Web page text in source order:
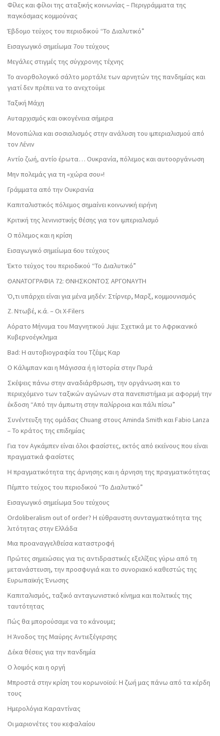
Φίλες και φίλοι της αταξικής κοινωνίας – Περιγράμματα της
παγκόσμιας κομμούνας
Έβδομο τεύχος του περιοδικού “Το Διαλυτικό”
Εισαγωγικό σημείωμα 7ου τεύχους
Μεγάλες στιγμές της σύγχρονης τέχνης
Το ανορθολογικό σάλτο μορτάλε των αρνητών της πανδημίας και
γιατί δεν πρέπει να το ανεχτούμε
Ταξική Μάχη
Αυταρχισμός και οικογένεια σήμερα
Μονοπώλια και σοσιαλισμός στην ανάλυση του ιμπεριαλισμού από
τον Λένιν
Αντίο ζωή, αντίο έρωτα… Ουκρανία, πόλεμος και αυτοοργάνωση
Μην πολεμάς για τη «χώρα σου»!
Γράμματα από την Ουκρανία
Καπιταλιστικός πόλεμος σημαίνει κοινωνική ειρήνη
Κριτική της λενινιστικής θέσης για τον ιμπεριαλισμό
Ο πόλεμος και η κρίση
Εισαγωγικό σημείωμα 6ου τεύχους
Έκτο τεύχος του περιοδικού “Το Διαλυτικό”
ΘΑΝΑΤΟΓΡΑΦΙΑ 72: ΘΝΗΣΚΟΝΤOΣ ΑΡΓΟΝΑΥΤΗ
Ό,τι υπάρχει είναι για μένα μηδέν: Στίρνερ, Μαρξ, κομμουνισμός
Ζ. Ντωβέ, κ.ά. – Οι X-Filers
Αόρατο Μήνυμα του Μαγνητικού Juju: Σχετικά με το Αφρικανικό
Κυβερνοέγκλημα
Bad: Η αυτοβιογραφία του Τζέιμς Καρ
Ο Κάλιμπαν και η Μάγισσα ή η Ιστορία στην Πυρά
Σκέψεις πάνω στην αναδιάρθρωση, την οργάνωση και το
περιεχόμενο των ταξικών αγώνων στα πανεπιστήμια με αφορμή την
έκδοση “Από την άμπωτη στην παλίρροια και πάλι πίσω”
Συνέντευξη της ομάδας Chuang στους Aminda Smith και Fabio Lanza
– Το κράτος της επιδημίας
Για τον Αγκάμπεν είναι όλοι φασίστες, εκτός από εκείνους που είναι
πραγματικά φασίστες
Η πραγματικότητα της άρνησης και η άρνηση της πραγματικότητας
Πέμπτο τεύχος του περιοδικού “Το Διαλυτικό”
Εισαγωγικό σημείωμα 5ου τεύχους
Ordoliberalism out of order? Η εύθραυστη συνταγματικότητα της
λιτότητας στην Ελλάδα
Μια προαναγγελθείσα καταστροφή
Πρώτες σημειώσεις για τις αντιδραστικές εξελίξεις γύρω από τη
μετανάστευση, την προσφυγιά και το συνοριακό καθεστώς της
Ευρωπαϊκής Ένωσης
Καπιταλισμός, ταξικό ανταγωνιστικό κίνημα και πολιτικές της
ταυτότητας
Πώς θα μπορούσαμε να το κάνουμε;
Η Άνοδος της Μαύρης Αντιεξέγερσης
Δέκα θέσεις για την πανδημία
Ο λοιμός και η οργή
Μπροστά στην κρίση του κορωνοϊού: Η ζωή μας πάνω από τα κέρδη
τους
Ημερολόγια Καραντίνας
Οι μαριονέτες του κεφαλαίου